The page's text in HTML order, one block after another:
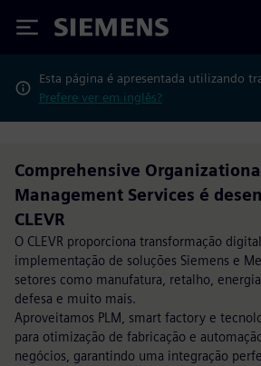
Siemens
Esta página é apresentada utilizando
Prefere ver em inglês?
Comprehensive
Management Services é
CLEVR
O CLEVR proporciona transformação
implementação de soluções Siemens e
setores como manufatura, retalho,
defesa e muito mais.
Aproveitamos PLM, smart factory e
para otimização de fabricação e
negócios, garantindo uma integração